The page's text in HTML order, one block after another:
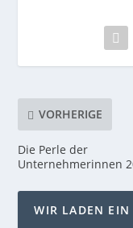
VORHERIGE
Die Perle der
Unternehmerinnen
WIR LADEN EIN